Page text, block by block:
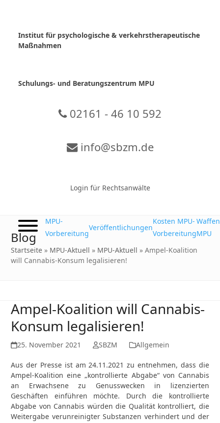
Institut für psychologische & verkehrstherapeutische
Maßnahmen
Schulungs- und Beratungszentrum MPU
02161 - 46 10 592
info@sbzm.de
Login für Rechtsanwälte
MPU-
Vorbereitung
Veröffentlichungen
Kosten MPU-
VorbereitungMPU
Blog
Startseite » MPU-Aktuell » MPU-Aktuell »Ampel-Koalition
will Cannabis-Konsum legalisieren!
Ampel-Koalition will Cannabis-
Konsum legalisieren!
25. November 2021 SBZM Allgemein
Aus der Presse ist am 24.11.2021 zu entnehmen, dass die
Ampel-Koalition eine „kontrollierte Abgabe“ von Cannabis
an Erwachsene zu Genusswecken in lizenzierten
Geschäften einführen möchte. Durch die kontrollierte
Abgabe von Cannabis würden die Qualität kontrolliert, die
Weitergabe verunreinigter Substanzen verhindert und der